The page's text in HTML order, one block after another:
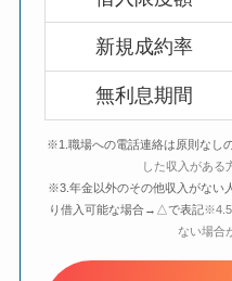
新規成約率
無利息期間
※1.職場への電話連絡は原則なし
した収入がある
※3.年金以外のその他収入がない
り借入可能な場合→△で表記
ない場合